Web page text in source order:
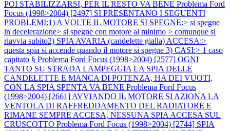
POI STABILIZZARSI, PER IL RESTO VA BENE Problema Ford
Focus (1998>2004) [2497] SI PRESENTANO I SEGUENTI
PROBLEMI:1) A VOLTE IL MOTORE SI SPEGNE:> si spegne
in decelerazione> si spegne con motore al minimo > comunque si
riavvia subito2) SPIA AVARIA (candelette gialla) ACCESA:>
questa spia si accende quando il motore si spegne 3) CASI:> 1 caso
capitato § Problema Ford Focus (1998>2004) [2577] OGNI
TANTO SU STRADA LAMPEGGIA LA SPIA DELLE
CANDELETTE E MANCA DI POTENZA, HA DEI VUOTI,
CON LA SPIA SPENTA VA BENE Problema Ford Focus
(1998>2004) [2661] AVVIANDO IL MOTORE SI AZIONA LA
VENTOLA DI RAFFREDDAMENTO DEL RADIATORE E
RIMANE SEMPRE ACCESA, NESSUNA SPIA ACCESA SUL
CRUSCOTTO Problema Ford Focus (1998>2004) [2744] SPIA